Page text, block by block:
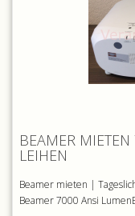
BEAMER
LEIHEN
Beamer mieten |
Beamer 7000 Ansi